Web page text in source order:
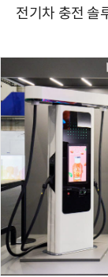
전기차 충전 솔